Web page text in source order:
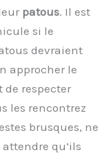
patous. Il est
si le
devraient
approcher le
de respecter
les rencontrez
brusques, ne
qu’ils